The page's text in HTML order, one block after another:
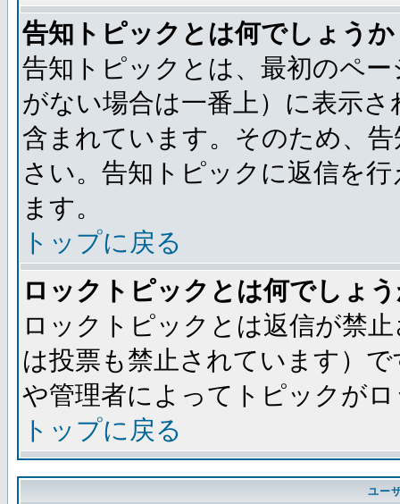
告知トピックとは何でしょうか
告知トピックとは、最初のペ
がない場合は一番上）に表示
含まれています。そのため、
さい。告知トピックに返信を
ます。
トップに戻る
ロックトピックとは何でしょ
ロックトピックとは返信が禁
は投票も禁止されています）
や管理者によってトピックが
トップに戻る
ユー